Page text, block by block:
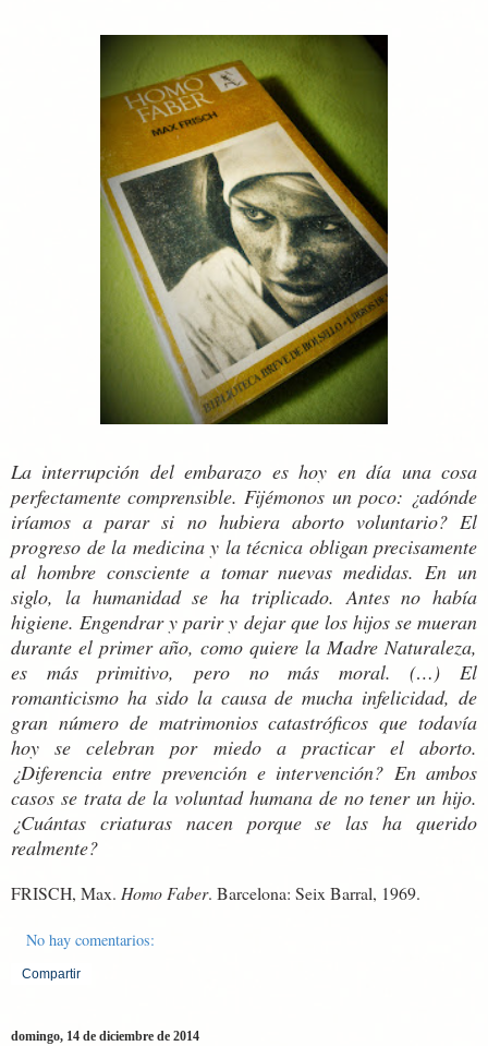
La interrupción del embarazo es hoy en día una cosa
perfectamente comprensible. Fijémonos un poco: ¿adónde
iríamos a parar si no hubiera aborto voluntario? El
progreso de la medicina y la técnica obligan precisamente
al hombre consciente a tomar nuevas medidas. En un
siglo, la humanidad se ha triplicado. Antes no había
higiene. Engendrar y parir y dejar que los hijos se mueran
durante el primer año, como quiere la Madre Naturaleza,
es más primitivo, pero no más moral. (…) El
romanticismo ha sido la causa de mucha infelicidad, de
gran número de matrimonios catastróficos que todavía
hoy se celebran por miedo a practicar el aborto.
¿Diferencia entre prevención e intervención? En ambos
casos se trata de la voluntad humana de no tener un hijo.
¿Cuántas criaturas nacen porque se las ha querido
realmente?
FRISCH, Max. Homo Faber. Barcelona: Seix Barral, 1969.
No hay comentarios:
Compartir
domingo, 14 de diciembre de 2014